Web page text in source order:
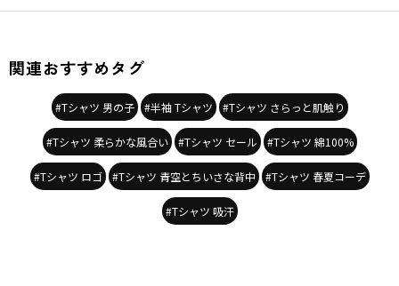
関連おすすめタグ
#Tシャツ 男の子 #半袖 Tシャツ #Tシャツ さらっと肌触り
#Tシャツ 柔らかな風合い #Tシャツ セール #Tシャツ 綿100%
#Tシャツ ロゴ #Tシャツ 青空とちいさな背中 #Tシャツ 春夏コーデ
#Tシャツ 吸汗